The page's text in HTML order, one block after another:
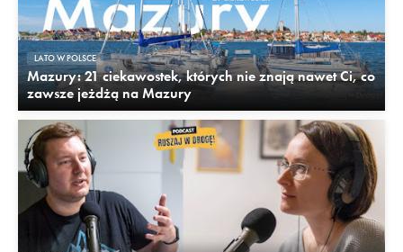
LATO W POLSCE
Mazury: 21 ciekawostek, których nie znają nawet Ci, co
zawsze jeżdżą na Mazury